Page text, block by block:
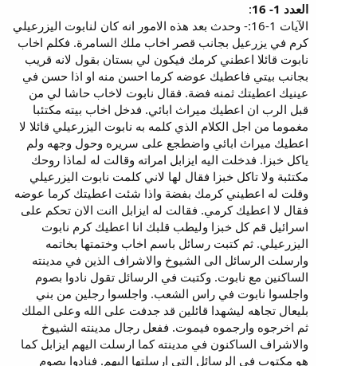
العدد 1- 16
:
الآيات 1-16:- وحدث بعد هذه الامور انه كان لنابوت اليزرعيلي
كرم في يزرعيل بجانب قصر اخاب ملك السامرة. فكلم اخاب
نابوت قائلا اعطني كرمك فيكون لي بستان بقول لانه قريب
بجانب بيتي فاعطيك عوضه كرما احسن منه او اذا حسن في
عينيك اعطيتك ثمنه فضة. فقال نابوت لاخاب حاشا لي من
قبل الرب ان اعطيك ميراث ابائي. فدخل اخاب بيته مكتئبا
مغموما من اجل الكلام الذي كلمه به نابوت اليزرعيلي قائلا لا
اعطيك ميراث ابائي واضطجع على سريره وحول وجهه ولم
ياكل خبزا. فدخلت اليه ايزابل امراته وقالت له لماذا روحك
مكتئبة ولا تاكل خبزا فقال لها لاني كلمت نابوت اليزرعيلي
وقلت له اعطيني كرمك بفضة واذا شئت اعطيتك كرما عوضه
فقال لا اعطيك كرمي. فقالت له ايزابل اانت الان تحكم على
اسرائيل قم كل خبزا وليطب قلبك انا اعطيك كرم نابوت
اليزرعيلي. ثم كتبت رسائل باسم اخاب وختمتها بخاتمه
وارسلت الرسائل الى الشيوخ والاشراف الذين في مدينته
الساكنين مع نابوت. وكتبت في الرسائل تقول نادوا بصوم
واجلسوا نابوت في راس الشعب. واجلسوا رجلين من بني
بليعال تجاهه ليشهدا قائلين قد جدفت على الله وعلى الملك
ثم اخرجوه وارجموه فيموت. ففعل رجال مدينته الشيوخ
والاشراف الساكنون في مدينته كما ارسلت اليهم ايزابل كما
هو مكتوب في الرسائل التي ارسلتها اليهم. فنادوا بصوم